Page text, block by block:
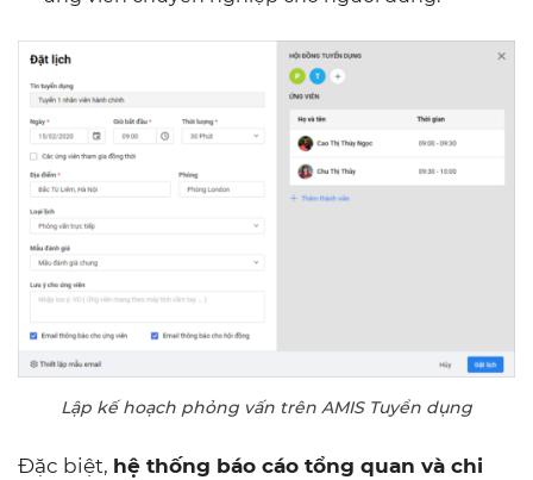
Lập kế hoạch phỏng vấn trên AMIS Tuyển dụng
Đặc biệt, hệ thống báo cáo tổng quan và chi